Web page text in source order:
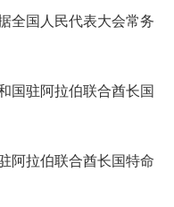
全国人民代表大会常务
国驻阿拉伯联合酋长国
阿拉伯联合酋长国特命